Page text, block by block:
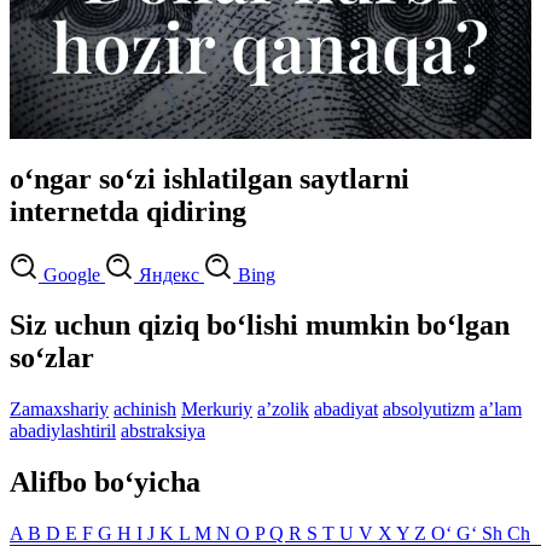
o‘ngar so‘zi ishlatilgan saytlarni
internetda qidiring
Google Яндекс Bing
Siz uchun qiziq bo‘lishi mumkin bo‘lgan
so‘zlar
Zamaxshariy achinish Merkuriy aʼzolik abadiyat absolyutizm aʼlam
abadiylashtiril abstraksiya
Alifbo bo‘yicha
A B D E F G H I J K L M N O PQ R S T U V X Y Z O‘ G‘ Sh Ch